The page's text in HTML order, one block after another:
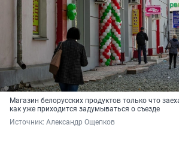
Магазин белорусских продуктов только что
как уже приходится задумываться о съезде
Источник: Александр Ощепков